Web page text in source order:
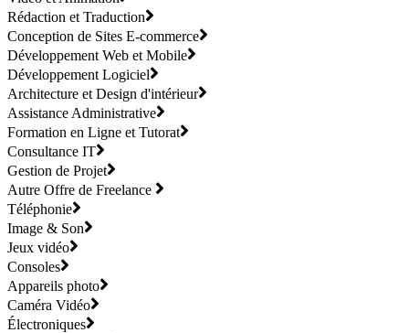
Rédaction et Traduction
Conception de Sites E-commerce
Développement Web et Mobile
Développement Logiciel
Architecture et Design d'intérieur
Assistance Administrative
Formation en Ligne et Tutorat
Consultance IT
Gestion de Projet
Autre Offre de Freelance
Téléphonie
Image & Son
Jeux vidéo
Consoles
Appareils photo
Caméra Vidéo
Électroniques